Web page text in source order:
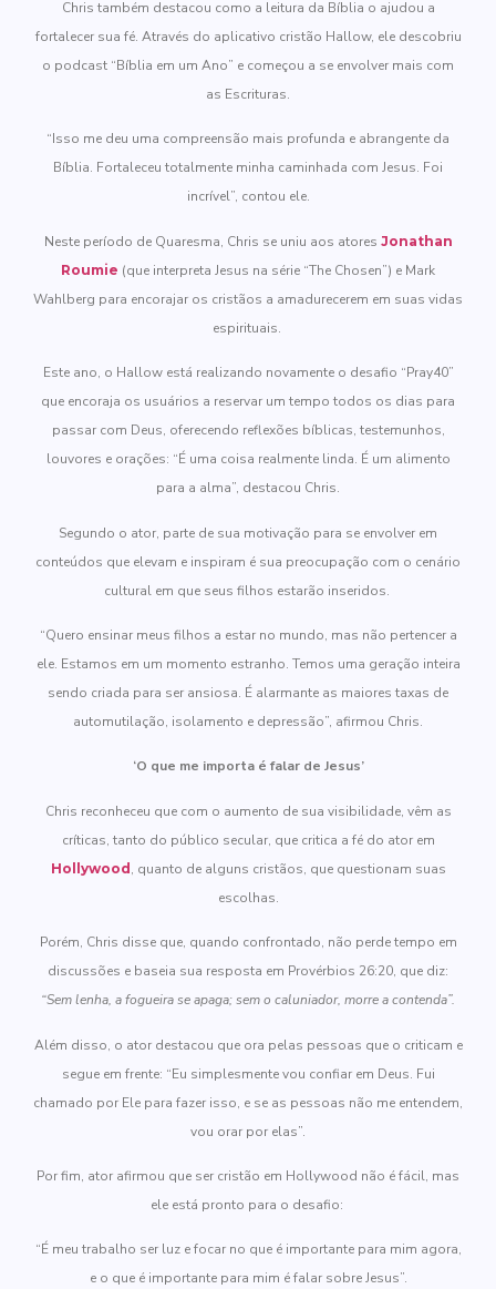
Chris também destacou como a leitura da Bíblia o ajudou a
fortalecer sua fé. Através do aplicativo cristão Hallow, ele descobriu
o podcast “Bíblia em um Ano” e começou a se envolver mais com
as Escrituras.
“Isso me deu uma compreensão mais profunda e abrangente da
Bíblia. Fortaleceu totalmente minha caminhada com Jesus. Foi
incrível”, contou ele.
Neste período de Quaresma, Chris se uniu aos atores Jonathan
Roumie (que interpreta Jesus na série “The Chosen”) e Mark
Wahlberg para encorajar os cristãos a amadurecerem em suas vidas
espirituais.
Este ano, o Hallow está realizando novamente o desafio “Pray40”
que encoraja os usuários a reservar um tempo todos os dias para
passar com Deus, oferecendo reflexões bíblicas, testemunhos,
louvores e orações: “É uma coisa realmente linda. É um alimento
para a alma”, destacou Chris.
Segundo o ator, parte de sua motivação para se envolver em
conteúdos que elevam e inspiram é sua preocupação com o cenário
cultural em que seus filhos estarão inseridos.
“Quero ensinar meus filhos a estar no mundo, mas não pertencer a
ele. Estamos em um momento estranho. Temos uma geração inteira
sendo criada para ser ansiosa. É alarmante as maiores taxas de
automutilação, isolamento e depressão”, afirmou Chris.
‘O que me importa é falar de Jesus’
Chris reconheceu que com o aumento de sua visibilidade, vêm as
críticas, tanto do público secular, que critica a fé do ator em
Hollywood , quanto de alguns cristãos, que questionam suas
escolhas.
Porém, Chris disse que, quando confrontado, não perde tempo em
discussões e baseia sua resposta em Provérbios 26:20, que diz:
“Sem lenha, a fogueira se apaga; sem o caluniador, morre a contenda”.
Além disso, o ator destacou que ora pelas pessoas que o criticam e
segue em frente: “Eu simplesmente vou confiar em Deus. Fui
chamado por Ele para fazer isso, e se as pessoas não me entendem,
vou orar por elas”.
Por fim, ator afirmou que ser cristão em Hollywood não é fácil, mas
ele está pronto para o desafio:
“É meu trabalho ser luz e focar no que é importante para mim agora,
e o que é importante para mim é falar sobre Jesus”.